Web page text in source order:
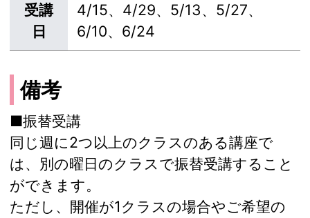
受講
日
4/15、4/29、5/13、5/27、
6/10、6/24
備考
■振替受講
同じ週に2つ以上のクラスのある講座で
は、別の曜日のクラスで振替受講すること
ができます。
ただし、開催が1クラスの場合やご希望の